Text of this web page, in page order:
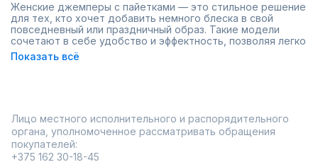
Женские джемперы с пайетками — это стильное решение
для тех, кто хочет добавить немного блеска в свой
повседневный или праздничный образ. Такие модели
сочетают в себе удобство и эффектность, позволяя легко
создавать как сдержанные, так и яркие наряды. Искусно
расшитые пайетки подчеркивают изящество ткани,
Материал. Натуральные ткани обеспечат комфорт в
носке, а синтетические волокна добавят
износостойкости.
Крой. Свободный фасон подойдет для создания
расслабленного лука, а приталенные модели выгодно
Показать всё
Лицо местного исполнительного и распорядительного
органа, уполномоченное рассматривать обращения
покупателей:
+375 162 30-18-45